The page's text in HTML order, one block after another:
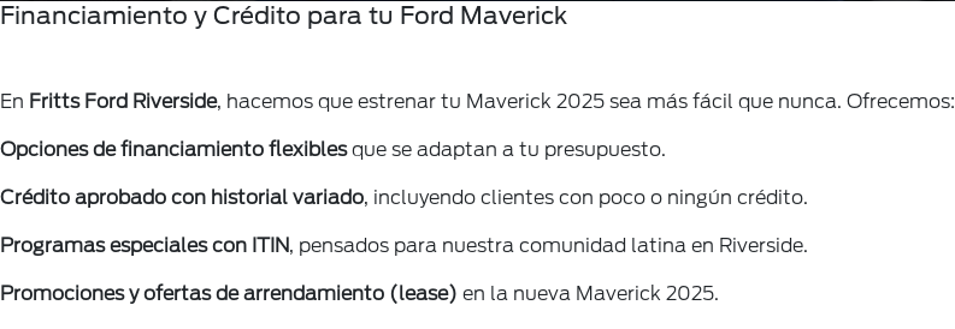
Financiamiento y Crédito para tu Ford Maverick
En Fritts Ford Riverside, hacemos que estrenar tu Maverick 2025 sea más fácil que nunca. Ofrecemos:
Opciones de financiamiento flexiblesque se adaptan a tu presupuesto.
Crédito aprobado con historial variado, incluyendo clientes con poco o ningún crédito.
Programas especiales con ITIN, pensados para nuestra comunidad latina en Riverside.
Promociones y ofertas de arrendamiento (lease) en la nueva Maverick 2025.